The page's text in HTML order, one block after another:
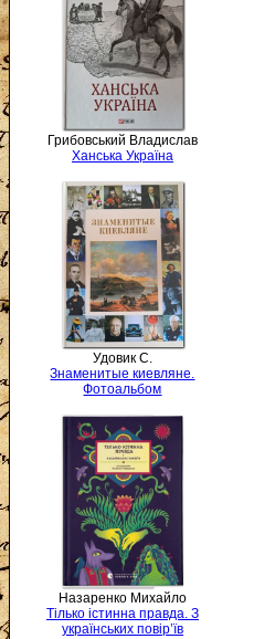
Грибовський Владислав
Ханська Україна
Удовик С.
Знаменитые киевляне.
Фотоальбом
Назаренко Михайло
Тілько істинна правда. З
українських повір’їв